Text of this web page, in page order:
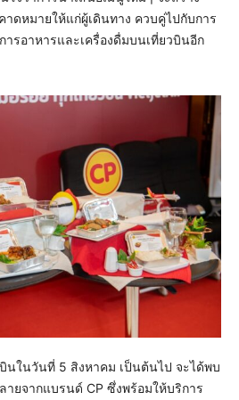
ดหมายให้แก่ผู้เดินทาง ควบคู่ไปกับการ
รอาหารและเครื่องดื่มบนเที่ยวบินอีก
นในวันที่ 5 สิงหาคม เป็นต้นไป จะได้พบ
ายจากแบรนด์ CP ซึ่งพร้อมให้บริการ